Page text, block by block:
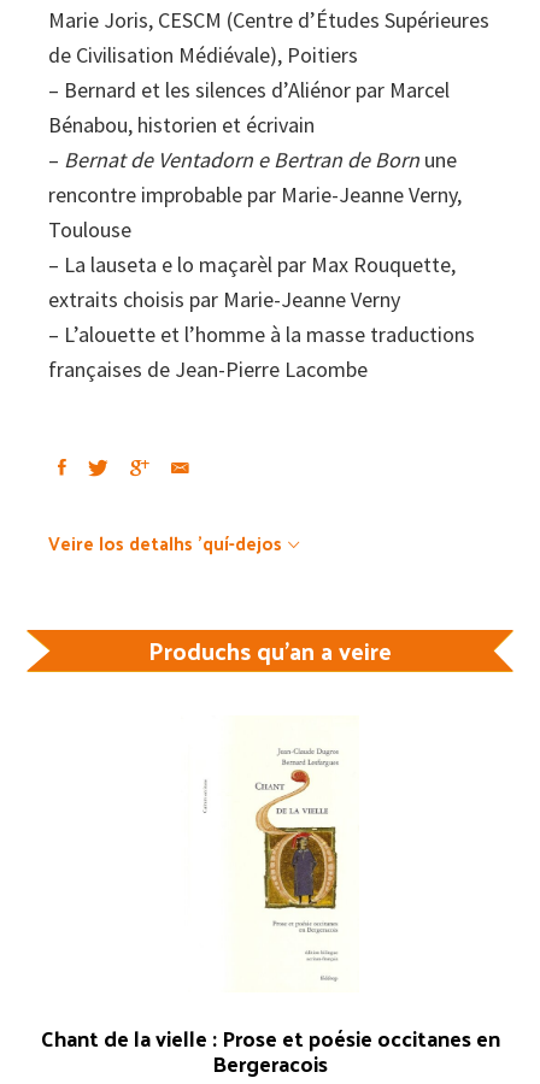
Marie Joris, CESCM (Centre d’Études Supérieures
de Civilisation Médiévale), Poitiers
– Bernard et les silences d’Aliénor par Marcel
Bénabou, historien et écrivain
– Bernat de Ventadorn e Bertran de Born une
rencontre improbable par Marie-Jeanne Verny,
Toulouse
– La lauseta e lo maçarèl par Max Rouquette,
extraits choisis par Marie-Jeanne Verny
– L’alouette et l’homme à la masse traductions
françaises de Jean-Pierre Lacombe
Veire los detalhs 'quí-dejos
Produchs qu'an a veire
Chant de la vielle : Prose et poésie occitanes en
Bergeracois